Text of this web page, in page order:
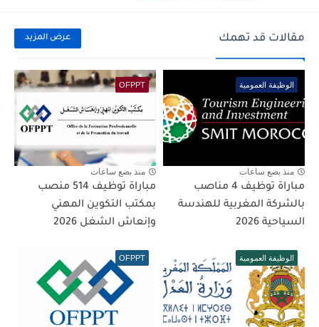
مقالات قد تهمك عرض المزيد
الوظيفة العمومية
منذ بضع ساعات
مباراة توظيف 4 مناصب
بالشركة المغربية للهندسة
السياحية 2026
OFPPT
منذ بضع ساعات
مباراة توظيف 514 منصب
بمكتب التكوين المهني
وإنعاش الشغل 2026
الوظيفة العمومية OFPPT